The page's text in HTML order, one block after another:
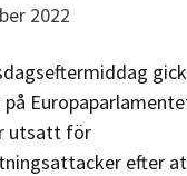
2022
utsatt för
efter